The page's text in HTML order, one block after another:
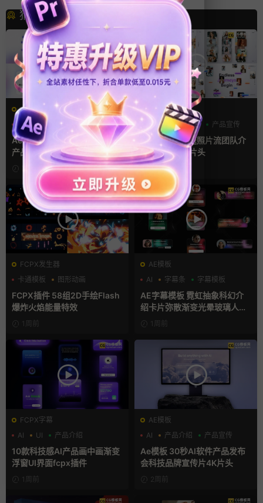
猜你喜欢
AE模板
AI
产品介绍 产品宣传
Ae模板 AI人工智能SaaS软件
产品发布会宣传展示4K片头
FCPX发生器
三维
产品介绍 产品宣传
FCPX插件 快速照片流团队介
绍LOGO视频片头
1周前
FCPX发生器
卡通模板
图形动画
手绘风
FCPX插件 58组2D手绘Flash
爆炸火焰能量特效
1周前
AE模板
AI
字幕条 字幕模板
AE字幕模板 霓虹抽象科幻介
绍卡片弥散渐变光晕玻璃人名
1周前
FCPX字幕
AI
UI 产品介绍
10款科技感AI产品画中画渐变
浮窗UI界面fcpx插件
1周前
AE模板
AI
产品介绍 产品宣传
Ae模板 30秒AI软件产品发布
会科技品牌宣传片4K片头
2周前